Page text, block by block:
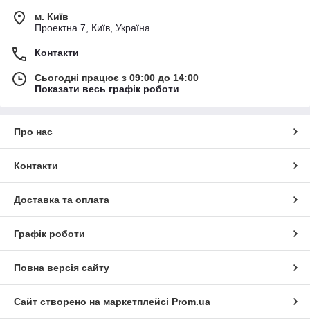
м. Київ
Проектна 7, Київ, Україна
Контакти
Сьогодні працює з 09:00 до 14:00
Показати весь графік роботи
Про нас
Контакти
Доставка та оплата
Графік роботи
Повна версія сайту
Сайт створено на маркетплейсі Prom.ua